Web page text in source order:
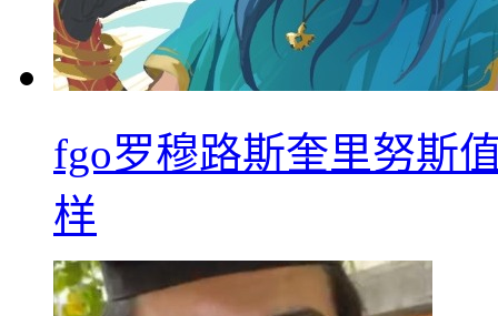
fgo罗穆路斯奎里努斯
样